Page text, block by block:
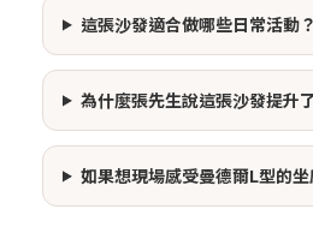
這張沙發適合做哪些日常活動？
為什麼張先生說這張沙發提升
如果想現場感受曼德爾L型的